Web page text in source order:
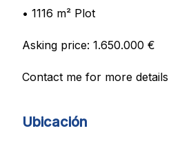
• 1116 m² Plot
Asking price: 1.650.000 €
Contact me for more details
Ubicación